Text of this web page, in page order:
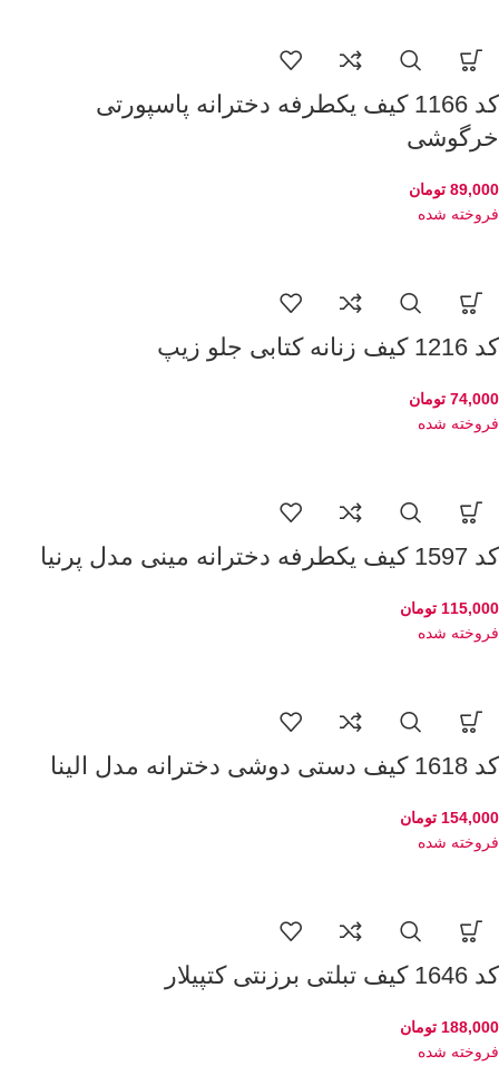
کد 1166 کیف یکطرفه دخترانه پاسپورتی
خرگوشی
89,000 تومان
فروخته شده
کد 1216 کیف زنانه کتابی جلو زیپ
74,000 تومان
فروخته شده
کد 1597 کیف یکطرفه دخترانه مینی مدل پرنیا
115,000 تومان
فروخته شده
کد 1618 کیف دستی دوشی دخترانه مدل الینا
154,000 تومان
فروخته شده
کد 1646 کیف تبلتی برزنتی کتپیلار
188,000 تومان
فروخته شده